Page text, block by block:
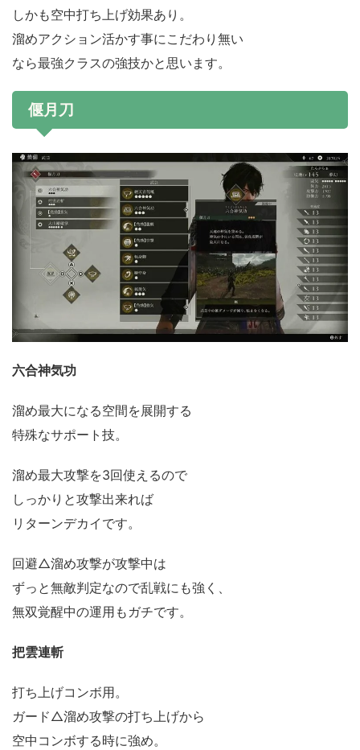
しかも空中打ち上げ効果あり。
溜めアクション活かす事にこだわり無い
なら最強クラスの強技かと思います。
偃月刀
六合神気功
溜め最大になる空間を展開する
特殊なサポート技。
溜め最大攻撃を3回使えるので
しっかりと攻撃出来れば
リターンデカイです。
回避△溜め攻撃が攻撃中は
ずっと無敵判定なので乱戦にも強く、
無双覚醒中の運用もガチです。
把雲連斬
打ち上げコンボ用。
ガード△溜め攻撃の打ち上げから
空中コンボする時に強め。